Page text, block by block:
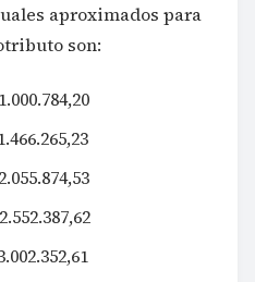
aproximados para
son: